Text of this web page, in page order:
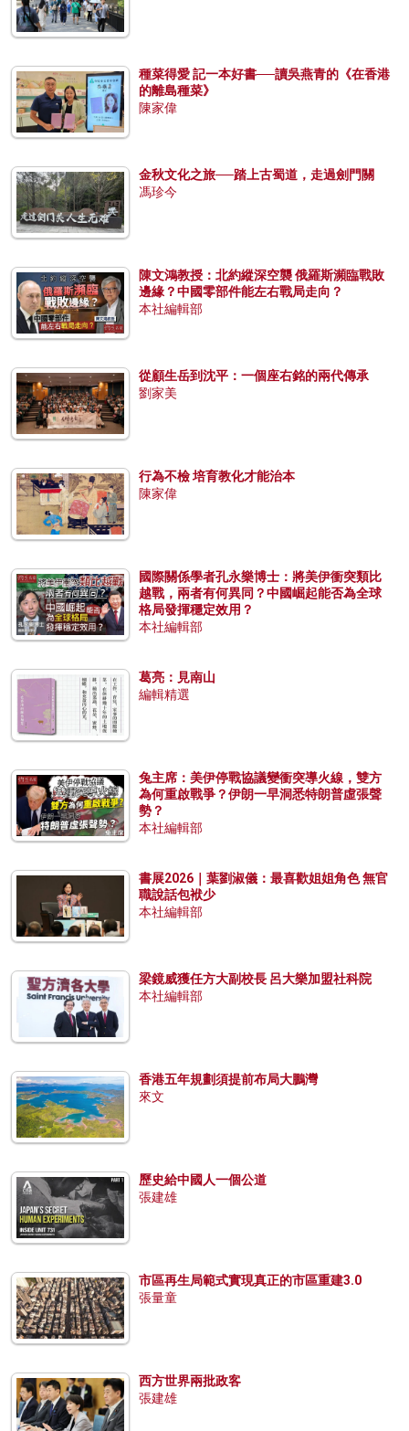
種菜得愛 記一本好書──讀吳燕青的《在香港
的離島種菜》
陳家偉
金秋文化之旅──踏上古蜀道，走過劍門關
馮珍今
陳文鴻教授：北約縱深空襲 俄羅斯瀕臨戰敗
邊緣？中國零部件能左右戰局走向？
本社編輯部
從顧生岳到沈平：一個座右銘的兩代傳承
劉家美
行為不檢 培育教化才能治本
陳家偉
國際關係學者孔永樂博士：將美伊衝突類比
越戰，兩者有何異同？中國崛起能否為全球
格局發揮穩定效用？
本社編輯部
葛亮：見南山
編輯精選
兔主席：美伊停戰協議變衝突導火線，雙方
為何重啟戰爭？伊朗一早洞悉特朗普虛張聲
勢？
本社編輯部
書展2026｜葉劉淑儀：最喜歡姐姐角色 無官
職說話包袱少
本社編輯部
梁鏡威獲任方大副校長 呂大樂加盟社科院
本社編輯部
香港五年規劃須提前布局大鵬灣
來文
歷史給中國人一個公道
張建雄
市區再生局範式實現真正的市區重建3.0
張量童
西方世界兩批政客
張建雄